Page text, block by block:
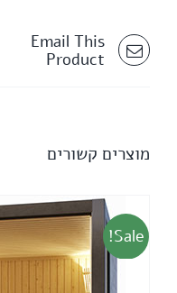
Email This
Product
מוצרים קשורים
Sale!